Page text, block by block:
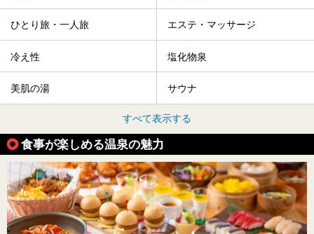
ひとり旅・一人旅 エステ・マッサージ
冷え性 塩化物泉
美肌の湯 サウナ
すべて表示する
食事が楽しめる温泉の魅力